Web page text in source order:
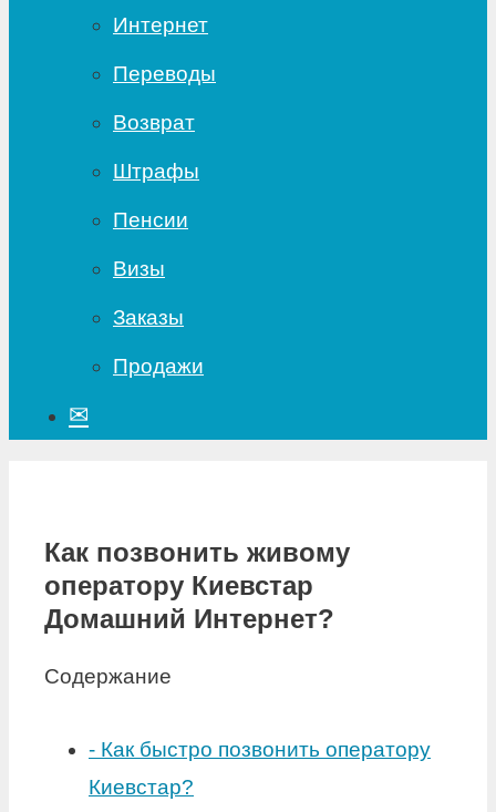
Интернет
Переводы
Возврат
Штрафы
Пенсии
Визы
Заказы
Продажи
✉
Как позвонить живому
оператору Киевстар
Домашний Интернет?
Содержание
- Как быстро позвонить оператору
Киевстар?